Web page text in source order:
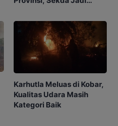
Karhutla Meluas di Kobar,
Kualitas Udara Masih
Kategori Baik